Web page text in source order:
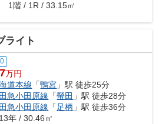
1階 / 1R / 33.15㎡
ライト
万円
道本線 「鴨宮 」駅 徒歩25分
急小田原線 「螢田 」駅 徒歩28分
急小田原線 「足柄 」駅 徒歩36分
年 / 30.46㎡